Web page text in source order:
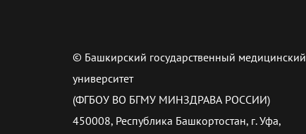
© Башкирский государственный медицинский
университет
(ФГБОУ ВО БГМУ МИНЗДРАВА РОССИИ)
450008, Республика Башкортостан, г. Уфа,